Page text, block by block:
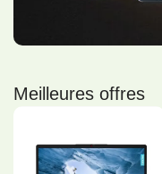
PC Portable
Meilleures offres